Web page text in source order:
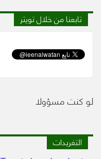
تابعنا من خلال تويتر
لو كنت مسؤولا
التغريدات